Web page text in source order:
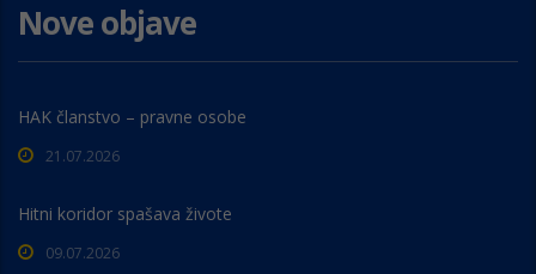
Nove objave
HAK članstvo – pravne osobe
21.07.2026
Hitni koridor spašava živote
09.07.2026